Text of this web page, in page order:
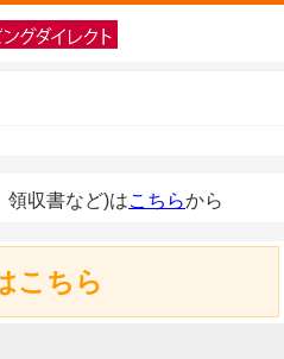
領収書など)はこちらから
こちら